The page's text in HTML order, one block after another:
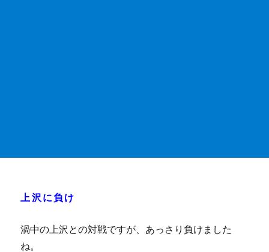
上沢に負け
渦中の上沢との対戦ですが、あっさり負けました
ね。